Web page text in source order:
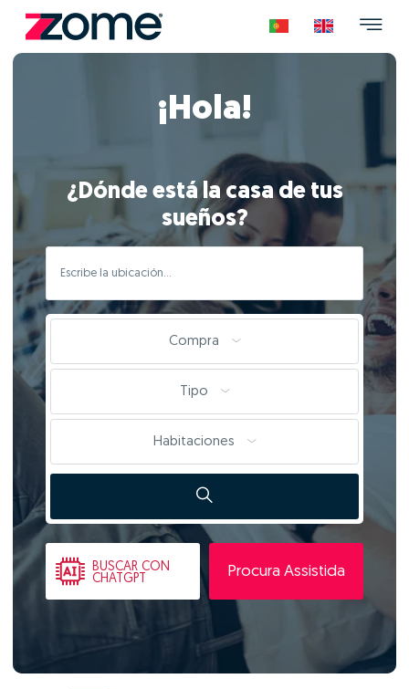
¡Hola!
¿Dónde está la casa de tus
sueños?
Compra
Tipo
Habitaciones
BUSCAR CON
CHATGPT
Procura Assistida